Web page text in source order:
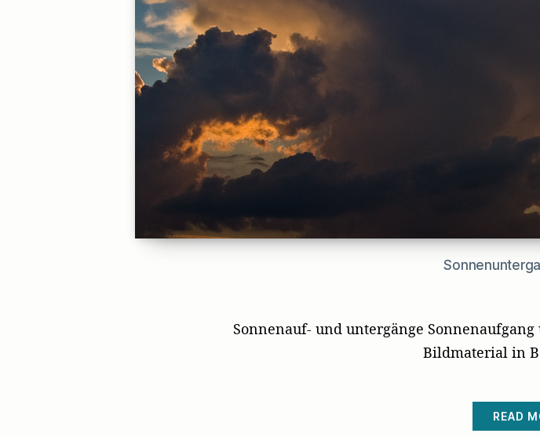
Sonnenauf- und untergänge
Bildmaterial in
READ